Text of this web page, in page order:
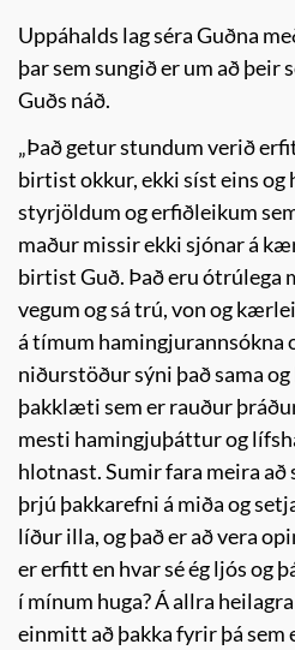
Uppáhalds lag séra Guðna
þar sem sungið er um að þeir
Guðs náð.
„Það getur stundum verið
birtist okkur, ekki síst eins og
styrjöldum og erfiðleikum
maður missir ekki sjónar á
birtist Guð. Það eru ótrúlega
vegum og sá trú, von og
á tímum
niðurstöður sýni það sama
þakklæti sem er rauður
mesti hamingjuþáttur og
hlotnast. Sumir fara meira að
þrjú þakkarefni á miða og
líður illa, og það er að vera
er erfitt en hvar sé ég ljós og
í mínum huga? Á allra
einmitt að þakka fyrir þá sem